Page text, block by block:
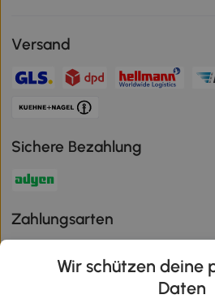
Versand
Sichere Bezahlung
Zahlungsarten
Wir schützen deine
Daten